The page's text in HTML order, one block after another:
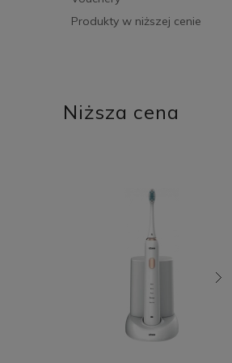
Produkty w niższej cenie
Niższa cena